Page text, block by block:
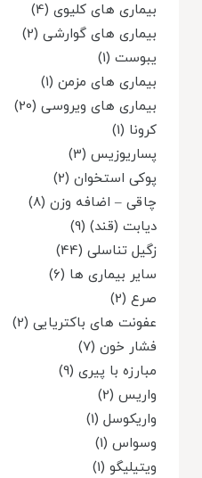
بیماری های کلیوی (4)
بیماری های گوارشی (2)
یبوست (1)
بیماری های مزمن (1)
بیماری های ویروسی (20)
کرونا (1)
پساریوزیس (3)
پوکی استخوان (2)
چاقی – اضافه وزن (8)
دیابت (قند) (9)
زگیل تناسلی (44)
سایر بیماری ها (6)
صرع (2)
عفونت های باکتریایی (2)
فشار خون (7)
مبارزه با پیری (9)
واریس (2)
واریکوسل (1)
وسواس (1)
ویتیلیگو (1)